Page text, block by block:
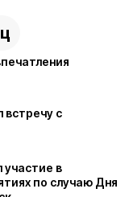
встречу с
участие в
по случаю Дня